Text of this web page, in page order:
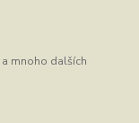
mnoho dalších